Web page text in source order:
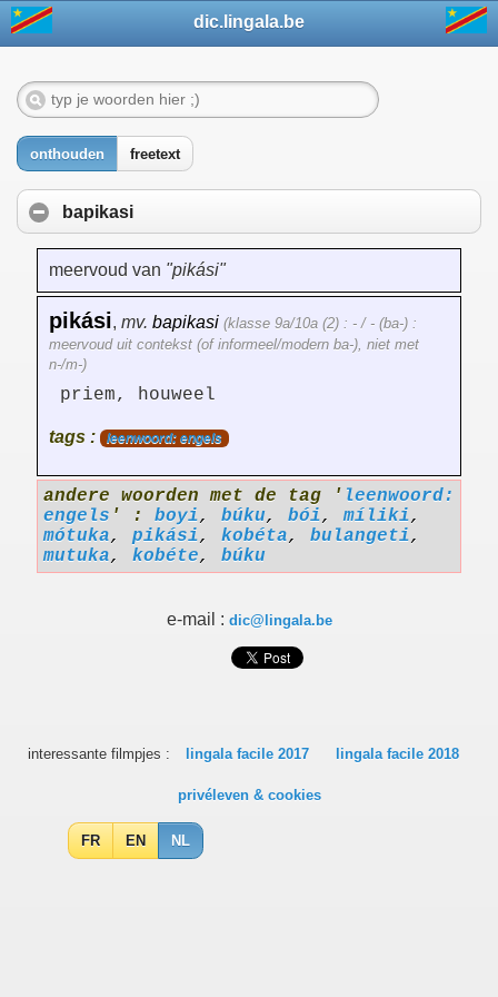
dic.lingala.be
onthouden freetext
bapikasi
meervoud van "pikási"
pikási, mv. bapikasi (klasse 9a/10a (2) : - / - (ba-) :
meervoud uit contekst (of informeel/modern ba-), niet met
n-/m-)
priem, houweel
tags : leenwoord: engels
andere woorden met de tag ' leenwoord:
engels ' : boyi, búku, bói,míliki,
mótuka, pikási, kobéta, bulangeti,
mutuka, kobéte, búku
e-mail : dic@lingala.be
interessante filmpjes : lingala facile 2017 lingala facile 2018
privéleven & cookies
FR EN NL